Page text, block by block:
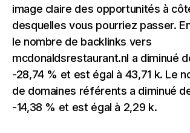
image claire des opportunités à
desquelles vous pourriez passer.
le nombre de backlinks vers
mcdonaldsrestaurant.nl a diminué
-28,74 % et est égal à 43,71 k. Le
de domaines référents a diminué
-14,38 % et est égal à 2,29 k.